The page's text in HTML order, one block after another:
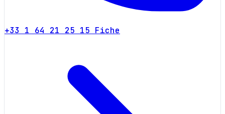
+33 1 64 21 25 15 Fiche